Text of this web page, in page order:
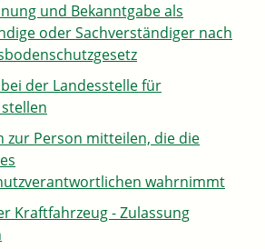
und Bekanntgabe als
oder Sachverständiger nach
der Landesstelle für
zur Person mitteilen, die die
wahrnimmt
Kraftfahrzeug - Zulassung